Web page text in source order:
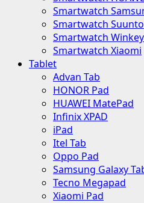
Smartwatch
Smartwatch Suunto
Smartwatch Winkey
Smartwatch Xiaomi
Tablet
Advan Tab
HONOR Pad
HUAWEI MatePad
Infinix XPAD
iPad
Itel Tab
Oppo Pad
Samsung Galaxy
Tecno Megapad
Xiaomi Pad